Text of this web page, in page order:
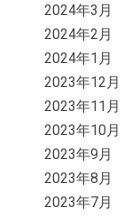
2024年3月
2024年2月
2024年1月
2023年12月
2023年11月
2023年10月
2023年9月
2023年8月
2023年7月